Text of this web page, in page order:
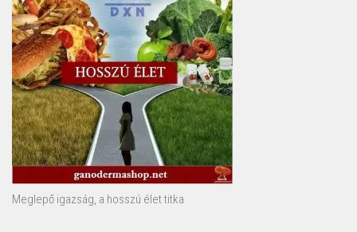
Meglepő igazság, a hosszú élet titka